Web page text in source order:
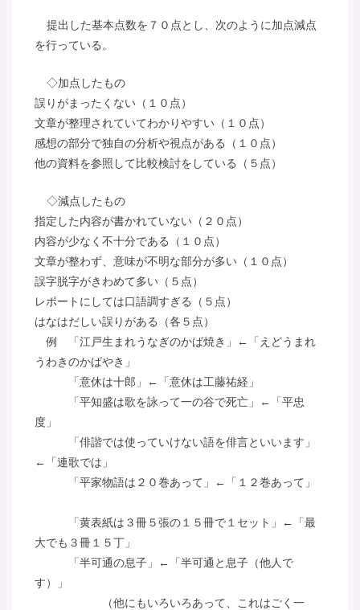
提出した基本点数を７０点とし、次のように加点減点
を行っている。
◇加点したもの
誤りがまったくない（１０点）
文章が整理されていてわかりやすい（１０点）
感想の部分で独自の分析や視点がある（１０点）
他の資料を参照して比較検討をしている（５点）
◇減点したもの
指定した内容が書かれていない（２０点）
内容が少なく不十分である（１０点）
文章が整わず、意味が不明な部分が多い（１０点）
誤字脱字がきわめて多い（５点）
レポートにしては口語調すぎる（５点）
はなはだしい誤りがある（各５点）
例 「江戸生まれうなぎのかば焼き」←「えどうまれ
うわきのかばやき」
「意休は十郎」←「意休は工藤祐経」
「平知盛は歌を詠って一の谷で死亡」←「平忠
度」
「俳諧では使っていけない語を俳言といいます」
←「連歌では」
「平家物語は２０巻あって」←「１２巻あって」
「黄表紙は３冊５張の１５冊で１セット」←「最
大でも３冊１５丁」
「半可通の息子」←「半可通と息子（他人で
す）」
（他にもいろいろあって、これはごく一